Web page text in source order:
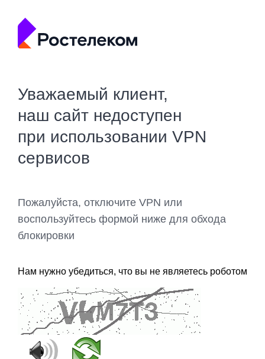
Уважаемый клиент,
наш сайт недоступен
при использовании VPN
сервисов
Пожалуйста, отключите VPN или
воспользуйтесь формой ниже для обхода
блокировки
Нам нужно убедиться, что вы не являетесь роботом